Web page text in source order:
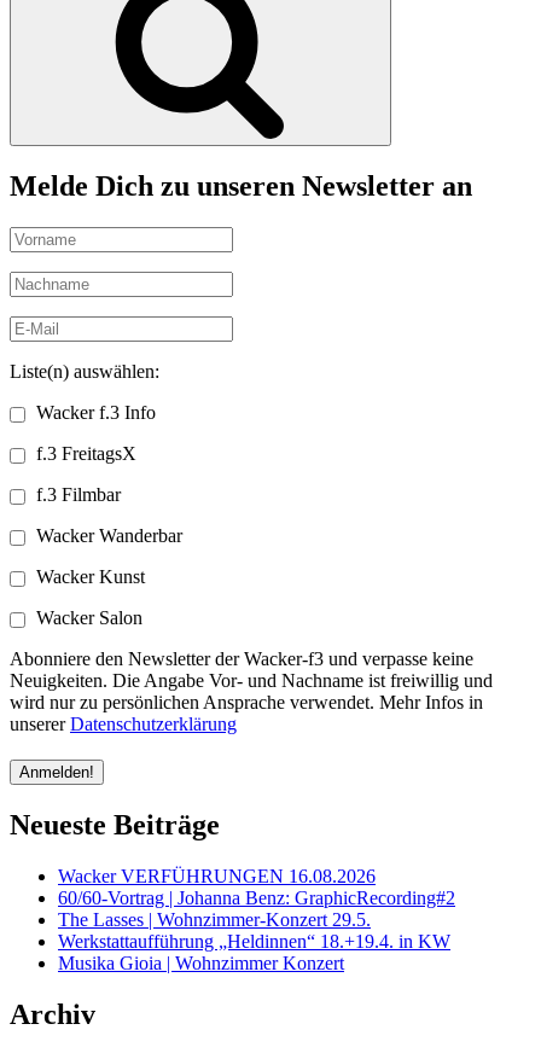
Melde Dich zu unseren Newsletter an
Liste(n) auswählen:
Wacker f.3 Info
f.3 FreitagsX
f.3 Filmbar
Wacker Wanderbar
Wacker Kunst
Wacker Salon
Abonniere den Newsletter der Wacker-f3 und verpasse keine
Neuigkeiten. Die Angabe Vor- und Nachname ist freiwillig und
wird nur zu persönlichen Ansprache verwendet. Mehr Infos in
unsererDatenschutzerklärung
Neueste Beiträge
Wacker VERFÜHRUNGEN 16.08.2026
60/60-Vortrag | Johanna Benz: GraphicRecording#2
The Lasses | Wohnzimmer-Konzert 29.5.
Werkstattaufführung „Heldinnen“ 18.+19.4. in KW
Musika Gioia | Wohnzimmer Konzert
Archiv